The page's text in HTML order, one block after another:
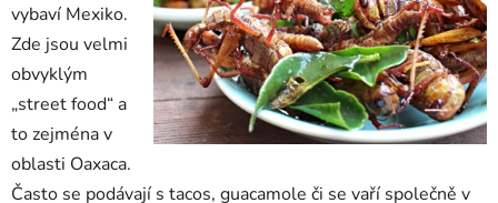
vybaví Mexiko.
Zde jsou velmi
obvyklým
„street food“ a
to zejména v
oblasti Oaxaca.
Často se podávají s tacos, guacamole či se vaří společně v